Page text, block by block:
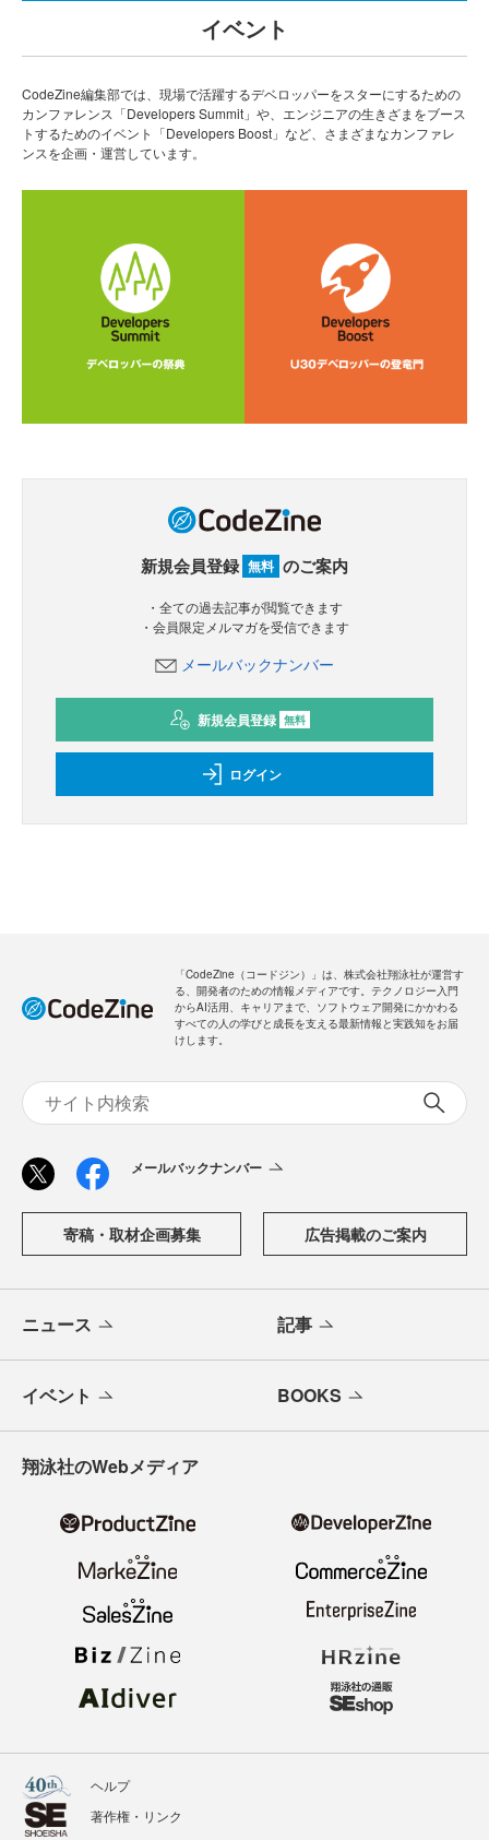
イベント
CodeZine編集部では、現場で活躍するデベロッパーをスターにするための
カンファレンス「Developers Summit」や、エンジニアの生きざまをブース
トするためのイベント「Developers Boost」など、さまざまなカンファレ
ンスを企画・運営しています。
新規会員登録 無料 のご案内
・全ての過去記事が閲覧できます
・会員限定メルマガを受信できます
メールバックナンバー
新規会員登録 無料
ログイン
「CodeZine（コードジン）」は、株式会社翔泳社が運営す
る、開発者のための情報メディアです。テクノロジー入門
からAI活用、キャリアまで、ソフトウェア開発にかかわる
すべての人の学びと成長を支える最新情報と実践知をお届
けします。
メールバックナンバー
寄稿・取材企画募集 広告掲載のご案内
ニュース 記事
イベント BOOKS
翔泳社のWebメディア
ヘルプ
著作権・リンク